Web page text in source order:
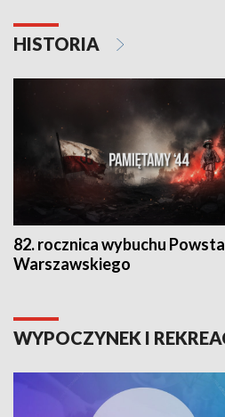
HISTORIA
82. rocznica wybuchu
Warszawskiego
WYPOCZYNEK I